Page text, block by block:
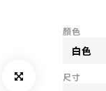
顏色
尺寸